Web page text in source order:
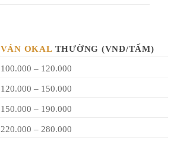
VÁN OKAL THƯỜNG (VNĐ/TẤM)
100.000 – 120.000
120.000 – 150.000
150.000 – 190.000
220.000 – 280.000